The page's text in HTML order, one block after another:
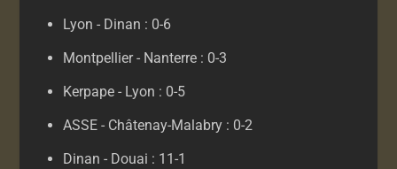
Lyon - Dinan : 0-6
Montpellier - Nanterre : 0-3
Kerpape - Lyon : 0-5
ASSE - Châtenay-Malabry : 0-2
Dinan - Douai : 11-1